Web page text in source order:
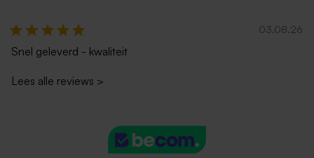
03.08.26
Snel geleverd - kwaliteit
Lees alle reviews >